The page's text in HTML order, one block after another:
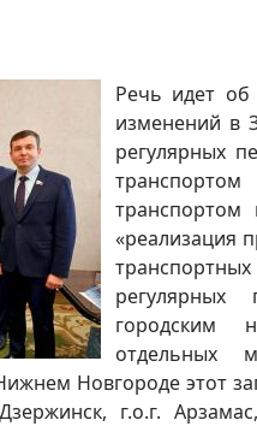
Речь идет об
изменений в
регулярных
транспортом
«реализация
регулярных
городским
отдельных
Новгороде этот
г.о.г.